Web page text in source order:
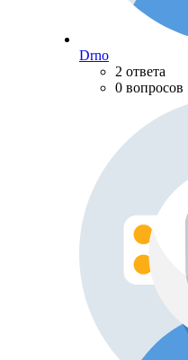
Drno
2 ответа
0 вопросов